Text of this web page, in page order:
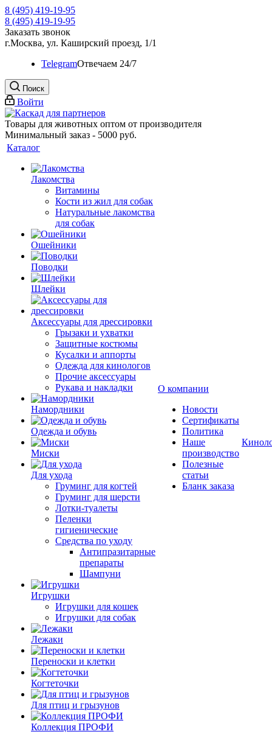
8 (495) 419-19-95
8 (495) 419-19-95
Заказать звонок
г.Москва, ул. Каширский проезд, 1/1
TelegramOтвечаем 24/7
Поиск
Войти
Товары для животных оптом от производителя
Минимальный заказ - 5000 руб.
Каталог
Лакомства
Витамины
Кости из жил для собак
Натуральные лакомства
для собак
Ошейники
Поводки
Шлейки
Аксессуары для дрессировки
Грызаки и ухватки
Защитные костюмы
Кусалки и аппорты
Одежда для кинологов
Прочие аксессуары
Рукава и накладки
Намордники
Одежда и обувь
Миски
Для ухода
Груминг для когтей
Груминг для шерсти
Лотки-туалеты
Пеленки
гигиенические
Средства по уходу
Антипразитарные
препараты
Шампуни
Игрушки
Игрушки для кошек
Игрушки для собак
Лежаки
Переноски и клетки
Когтеточки
Для птиц и грызунов
Коллекция ПРОФИ
О компании
Новости
Сертификаты
Политика
Наше
производство
Полезные
статьи
Бланк заказа